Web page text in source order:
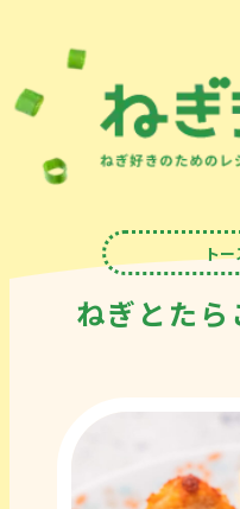
ト
ねぎとたら